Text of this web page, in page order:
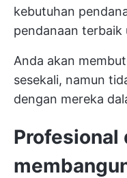
kebutuhan
pendanaan terbaik
Anda akan
sesekali, namun
dengan mereka
Profesional